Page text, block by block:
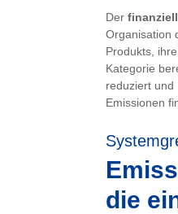
Der
Organisation
Produkts,
Kategorie
reduziert und
Emissionen
die